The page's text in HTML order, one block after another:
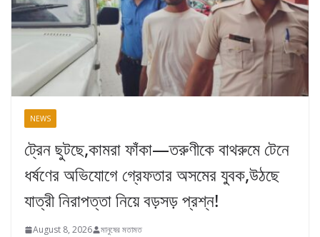
NEWS
ট্রেন ছুটছে,কামরা ফাঁকা—তরুণীকে বাথরুমে টেনে
ধর্ষণের অভিযোগে গ্রেফতার অসমের যুবক,উঠছে
যাত্রী নিরাপত্তা নিয়ে বড়সড় প্রশ্ন!
August 8, 2026 মানুষের মতামত